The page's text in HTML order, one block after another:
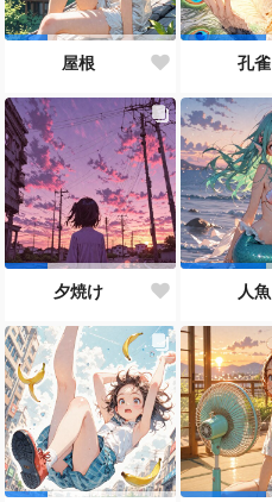
屋根 孔雀
夕焼け 人魚